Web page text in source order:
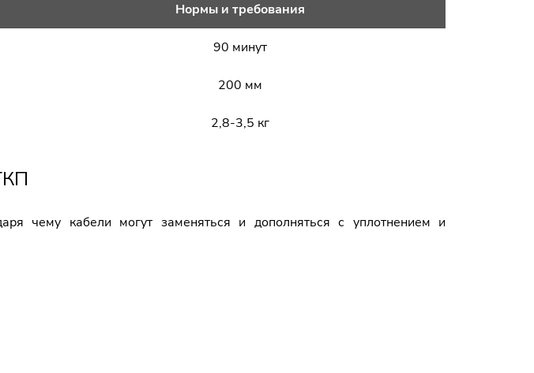
Нормы и требования
90 минут
200 мм
2,8-3,5 кг
чему кабели могут заменяться и дополняться с уплотнением и